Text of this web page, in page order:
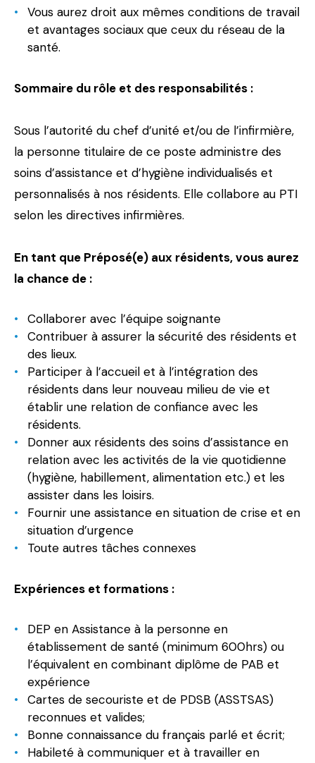
Vous aurez droit aux mêmes conditions de travail
et avantages sociaux que ceux du réseau de la
santé.
Sommaire du rôle et des responsabilités :
Sous l’autorité du chef d’unité et/ou de l’infirmière,
la personne titulaire de ce poste administre des
soins d’assistance et d’hygiène individualisés et
personnalisés à nos résidents. Elle collabore au PTI
selon les directives infirmières.
En tant que Préposé(e) aux résidents, vous aurez
la chance de :
Collaborer avec l’équipe soignante
Contribuer à assurer la sécurité des résidents et
des lieux.
Participer à l’accueil et à l’intégration des
résidents dans leur nouveau milieu de vie et
établir une relation de confiance avec les
résidents.
Donner aux résidents des soins d’assistance en
relation avec les activités de la vie quotidienne
(hygiène, habillement, alimentation etc.) et les
assister dans les loisirs.
Fournir une assistance en situation de crise et en
situation d’urgence
Toute autres tâches connexes
Expériences et formations :
DEP en Assistance à la personne en
établissement de santé (minimum 600hrs) ou
l’équivalent en combinant diplôme de PAB et
expérience
Cartes de secouriste et de PDSB (ASSTSAS)
reconnues et valides;
Bonne connaissance du français parlé et écrit;
Habileté à communiquer et à travailler en